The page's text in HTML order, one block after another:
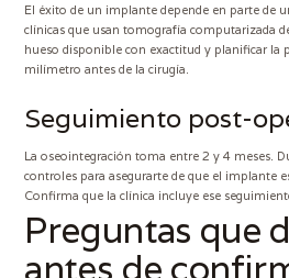
El éxito de un implante depende en parte de
clínicas que usan tomografía computarizada
hueso disponible con exactitud y planificar la
milímetro antes de la cirugía.
Seguimiento post-
La oseointegración toma entre 2 y 4 meses.
controles para asegurarte de que el implante
Confirma que la clínica incluye ese
Preguntas que
antes de